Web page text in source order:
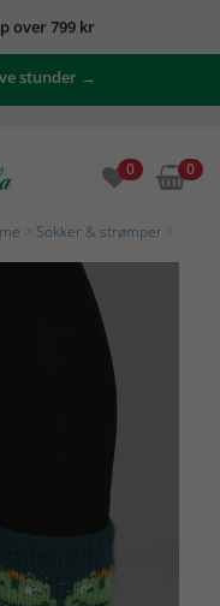
over 799 kr
stunder →
0 0
Sokker & strømper